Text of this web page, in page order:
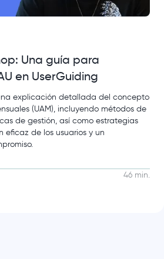
Una guía para
en UserGuiding
explicación detallada del concepto
(UAM), incluyendo métodos de
de gestión, así como estrategias
de los usuarios y un
46 min.